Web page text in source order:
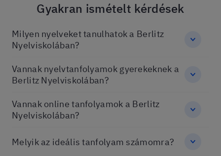
Gyakran ismételt kérdések
Milyen nyelveket tanulhatok a Berlitz
Nyelviskolában?
Vannak nyelvtanfolyamok gyerekeknek a
Berlitz Nyelviskolában?
Vannak online tanfolyamok a Berlitz
Nyelviskolában?
Melyik az ideális tanfolyam számomra?